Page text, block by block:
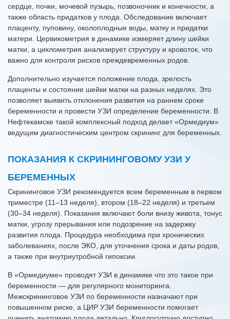
сердце, почки, мочевой пузырь, позвоночник и конечности, а
также область придатков у плода. Обследование включает
плаценту, пуповину, околоплодные воды, матку и придатки
матери. Цервикометрия в динамике измеряет длину шейки
матки, а циклометрия анализирует структуру и кровоток, что
важно для контроля рисков преждевременных родов.
Дополнительно изучается положение плода, зрелость
плаценты и состояние шейки матки на разных неделях. Это
позволяет выявить отклонения развития на раннем сроке
беременности и провести УЗИ определение беременности. В
Нефтекамске такой комплексный подход делает «Ормедиум»
ведущим диагностическим центром скрининг для беременных.
ПОКАЗАНИЯ К СКРИНИНГОВОМУ УЗИ У
БЕРЕМЕННЫХ
Скрининговое УЗИ рекомендуется всем беременным в первом
триместре (11–13 неделя), втором (18–22 неделя) и третьем
(30–34 неделя). Показания включают боли внизу живота, тонус
матки, угрозу прерывания или подозрение на задержку
развития плода. Процедура необходима при хронических
заболеваниях, после ЭКО, для уточнения срока и даты родов,
а также при внутриутробной гипоксии.
В «Ормедиуме» проводят УЗИ в динамике что это такое при
беременности — для регулярного мониторинга.
Межскрининговое УЗИ по беременности назначают при
повышенном риске, а ЦИР УЗИ беременности помогает